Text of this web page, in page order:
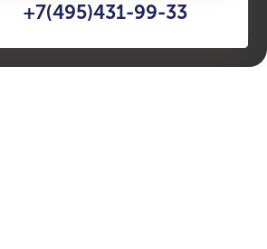
секунд | PDF, 13 MB | Обновлён 3 июня 2022
+7(495)431-99-33